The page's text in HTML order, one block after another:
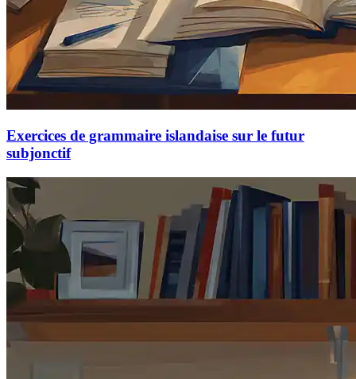
Exercices de grammaire islandaise sur le futur
subjonctif